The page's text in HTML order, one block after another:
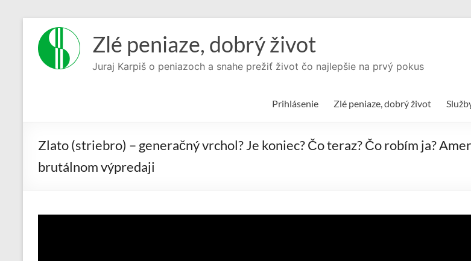
obsah
Zlé peniaze, dobrý život
Juraj Karpiš o peniazoch a snahe prežiť život čo najlepšie na prvý pokus
Prihlásenie Zlé peniaze, dobrý život
Zlato (striebro) – generačný vrchol? Je koniec? Čo teraz? Čo robím ja?
brutálnom výpredaji